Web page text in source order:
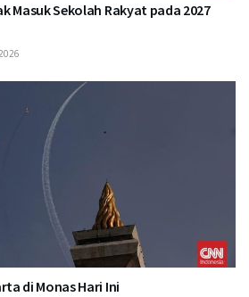
Masuk Sekolah Rakyat pada 2027
di Monas Hari Ini